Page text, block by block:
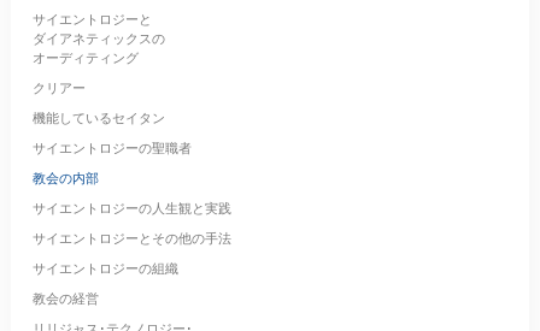
サイエントロジーと
ダイアネティックスの
オーディティング
クリアー
機能しているセイタン
サイエントロジーの聖職者
教会の内部
サイエントロジーの人生観と実践
サイエントロジーとその他の手法
サイエントロジーの組織
教会の経営